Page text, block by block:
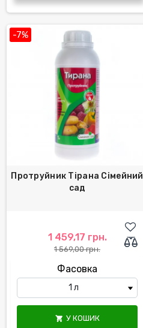
-7%
Протруйник Тірана Сімейний
сад
1 459,17 грн.
1 569,00 грн.
Фасовка
 У КОШИК